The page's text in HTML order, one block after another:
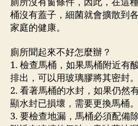
桶沒有蓋子，細菌就會擴散到
家庭的健康。
廁所聞起來不好怎麼辦？
1. 檢查馬桶，如果馬桶附近有
排出，可以用玻璃膠將其密封。
2. 看著馬桶的水封，如果仍然
顯水封已損壞，需要更換馬桶。
3. 要檢查地漏，馬桶必須配備